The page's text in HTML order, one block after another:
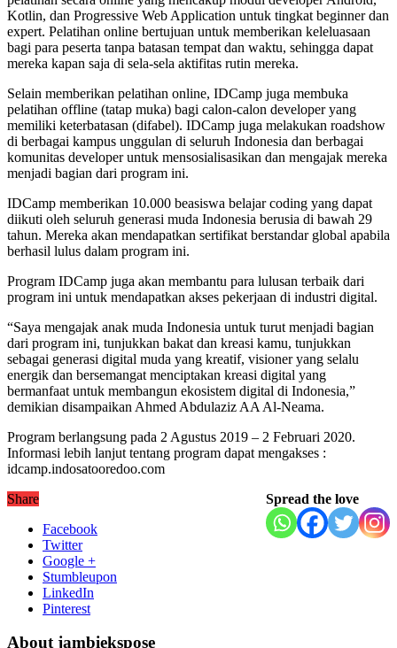
Kotlin, dan Progressive Web Application untuk tingkat beginner dan
expert. Pelatihan online bertujuan untuk memberikan keleluasaan
bagi para peserta tanpa batasan tempat dan waktu, sehingga dapat
mereka kapan saja di sela-sela aktifitas rutin mereka.
Selain memberikan pelatihan online, IDCamp juga membuka
pelatihan offline (tatap muka) bagi calon-calon developer yang
memiliki keterbatasan (difabel). IDCamp juga melakukan roadshow
di berbagai kampus unggulan di seluruh Indonesia dan berbagai
komunitas developer untuk mensosialisasikan dan mengajak mereka
menjadi bagian dari program ini.
IDCamp memberikan 10.000 beasiswa belajar coding yang dapat
diikuti oleh seluruh generasi muda Indonesia berusia di bawah 29
tahun. Mereka akan mendapatkan sertifikat berstandar global apabila
berhasil lulus dalam program ini.
Program IDCamp juga akan membantu para lulusan terbaik dari
program ini untuk mendapatkan akses pekerjaan di industri digital.
“Saya mengajak anak muda Indonesia untuk turut menjadi bagian
dari program ini, tunjukkan bakat dan kreasi kamu, tunjukkan
sebagai generasi digital muda yang kreatif, visioner yang selalu
energik dan bersemangat menciptakan kreasi digital yang
bermanfaat untuk membangun ekosistem digital di Indonesia,”
demikian disampaikan Ahmed Abdulaziz AA Al-Neama.
Program berlangsung pada 2 Agustus 2019 – 2 Februari 2020.
Informasi lebih lanjut tentang program dapat mengakses :
idcamp.indosatooredoo.com
Spread the love
Share
Facebook
Twitter
Google +
Stumbleupon
LinkedIn
Pinterest
About jambiekspose